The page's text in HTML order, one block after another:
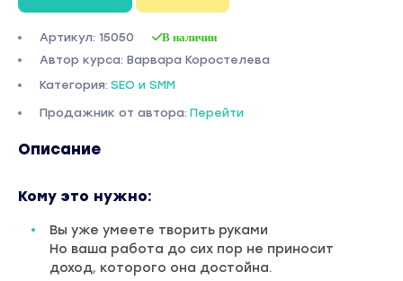
Артикул: 15050 В наличии
Автор курса: Варвара Коростелева
Категория: SEO и SMM
Продажник от автора: Перейти
Описание
Кому это нужно:
Вы уже умеете творить руками
Но ваша работа до сих пор не приносит
доход, которого она достойна.